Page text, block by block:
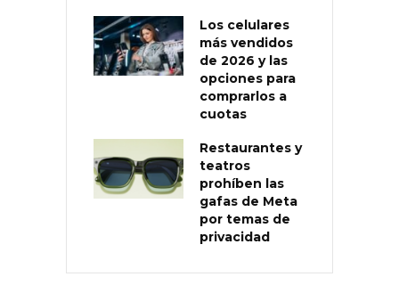
Los celulares
más vendidos
de 2026 y las
opciones para
comprarlos a
cuotas
Restaurantes y
teatros
prohíben las
gafas de Meta
por temas de
privacidad